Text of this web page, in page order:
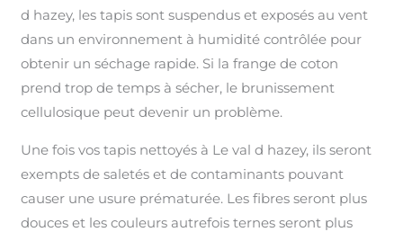
d hazey, les tapis sont suspendus et exposés au vent
dans un environnement à humidité contrôlée pour
obtenir un séchage rapide. Si la frange de coton
prend trop de temps à sécher, le brunissement
cellulosique peut devenir un problème.
Une fois vos tapis nettoyés à Le val d hazey, ils seront
exempts de saletés et de contaminants pouvant
causer une usure prématurée. Les fibres seront plus
douces et les couleurs autrefois ternes seront plus